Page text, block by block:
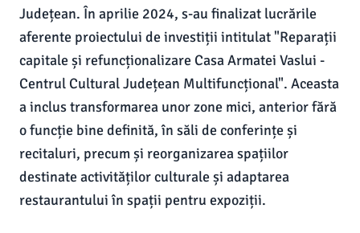
Județean. În aprilie 2024, s-au finalizat lucrările
aferente proiectului de investiții intitulat "Reparații
capitale și refuncționalizare Casa Armatei Vaslui -
Centrul Cultural Județean Multifuncțional". Aceasta
a inclus transformarea unor zone mici, anterior fără
o funcție bine definită, în săli de conferințe și
recitaluri, precum și reorganizarea spațiilor
destinate activităților culturale și adaptarea
restaurantului în spații pentru expoziții.